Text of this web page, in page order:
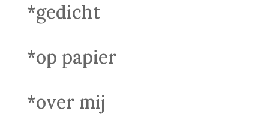
*gedicht
*op papier
*over mij